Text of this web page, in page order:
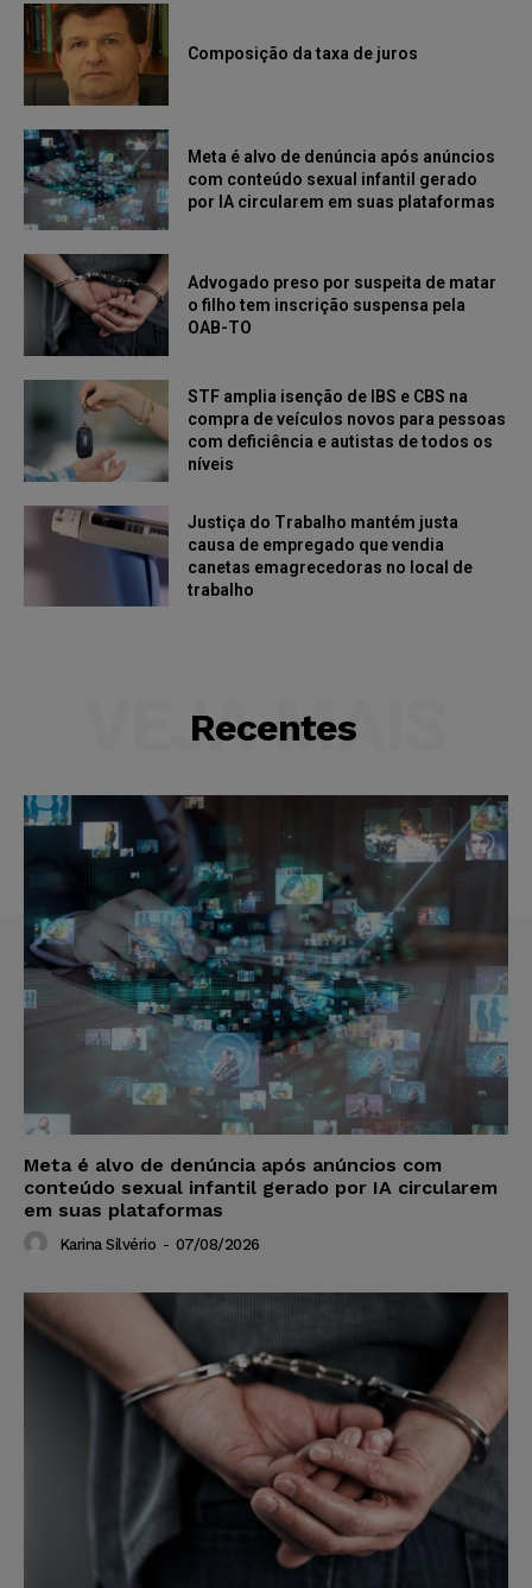
Composição da taxa de juros
Meta é alvo de denúncia após anúncios
com conteúdo sexual infantil gerado
por IA circularem em suas plataformas
Advogado preso por suspeita de matar
o filho tem inscrição suspensa pela
OAB-TO
STF amplia isenção de IBS e CBS na
compra de veículos novos para pessoas
com deficiência e autistas de todos os
níveis
Justiça do Trabalho mantém justa
causa de empregado que vendia
canetas emagrecedoras no local de
trabalho
Recentes
VEJA MAIS
Meta é alvo de denúncia após anúncios com
conteúdo sexual infantil gerado por IA circularem
em suas plataformas
Karina Silvério - 07/08/2026